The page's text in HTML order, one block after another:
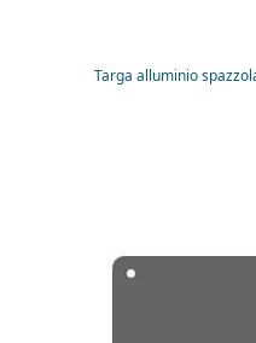
Targa alluminio